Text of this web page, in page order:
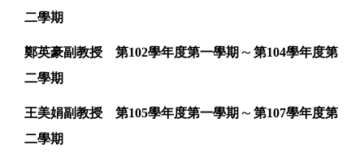
二學期
鄭英豪副教授 第102學年度第一學期 ～ 第104學年度第
二學期
王美娟副教授 第105學年度第一學期 ～ 第107學年度第
二學期